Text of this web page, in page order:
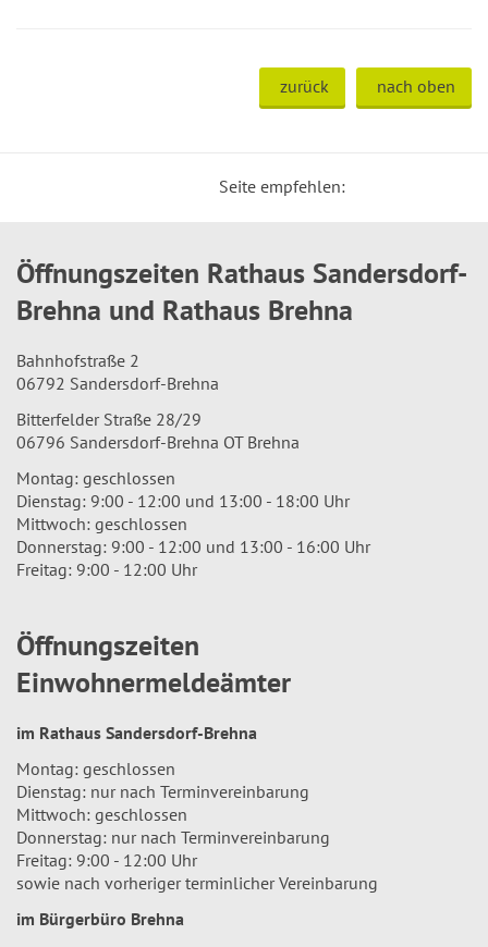
zurück nach oben
Seite empfehlen:
Öffnungszeiten Rathaus Sandersdorf-
Brehna und Rathaus Brehna
Bahnhofstraße 2
06792 Sandersdorf-Brehna
Bitterfelder Straße 28/29
06796 Sandersdorf-Brehna OT Brehna
Montag: geschlossen
Dienstag: 9:00 - 12:00 und 13:00 - 18:00 Uhr
Mittwoch: geschlossen
Donnerstag: 9:00 - 12:00 und 13:00 - 16:00 Uhr
Freitag: 9:00 - 12:00 Uhr
Öffnungszeiten
Einwohnermeldeämter
im Rathaus Sandersdorf-Brehna
Montag: geschlossen
Dienstag: nur nach Terminvereinbarung
Mittwoch: geschlossen
Donnerstag: nur nach Terminvereinbarung
Freitag: 9:00 - 12:00 Uhr
sowie nach vorheriger terminlicher Vereinbarung
im Bürgerbüro Brehna